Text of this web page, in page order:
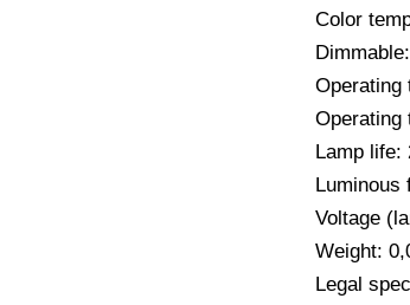
Color
Operating
Operating
Lamp life:
Luminous
Voltage
Weight:
Legal